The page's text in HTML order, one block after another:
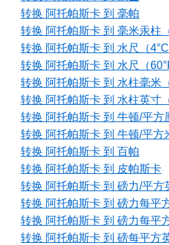
转换 阿托帕斯卡 到 毫帕
转换 阿托帕斯卡 到 毫米汞柱（
转换 阿托帕斯卡 到 水尺（4°C
转换 阿托帕斯卡 到 水尺（
转换 阿托帕斯卡 到 水柱毫米（
转换 阿托帕斯卡 到 水柱英寸
转换 阿托帕斯卡 到 牛顿/平方
转换 阿托帕斯卡 到 牛顿/平方
转换 阿托帕斯卡 到 百帕
转换 阿托帕斯卡 到 皮帕斯卡
转换 阿托帕斯卡 到 磅力/平方
转换 阿托帕斯卡 到 磅力每平
转换 阿托帕斯卡 到 磅力每平
转换 阿托帕斯卡 到 磅每平方